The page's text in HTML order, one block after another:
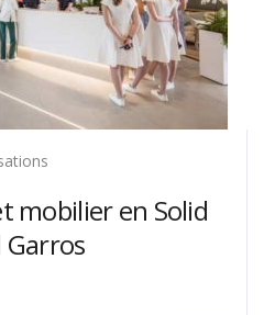
mobilier en Solid
Garros